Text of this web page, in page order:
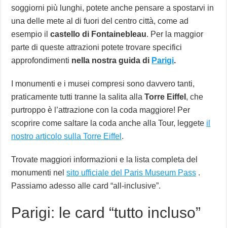
soggiorni più lunghi, potete anche pensare a spostarvi in
una delle mete al di fuori del centro città, come ad
esempio ilcastello di Fontainebleau. Per la maggior
parte di queste attrazioni potete trovare specifici
approfondimenti nella nostra guida di Parigi.
I monumenti e i musei compresi sono davvero tanti,
praticamente tutti tranne la salita allaTorre Eiffel , che
purtroppo è l’attrazione con la coda maggiore! Per
scoprire come saltare la coda anche alla Tour, leggete il
nostro articolo sulla Torre Eiffel .
Trovate maggiori informazioni e la lista completa del
monumenti nelsito ufficiale del Paris Museum Pass .
Passiamo adesso alle card “all-inclusive”.
Parigi: le card “tutto incluso”